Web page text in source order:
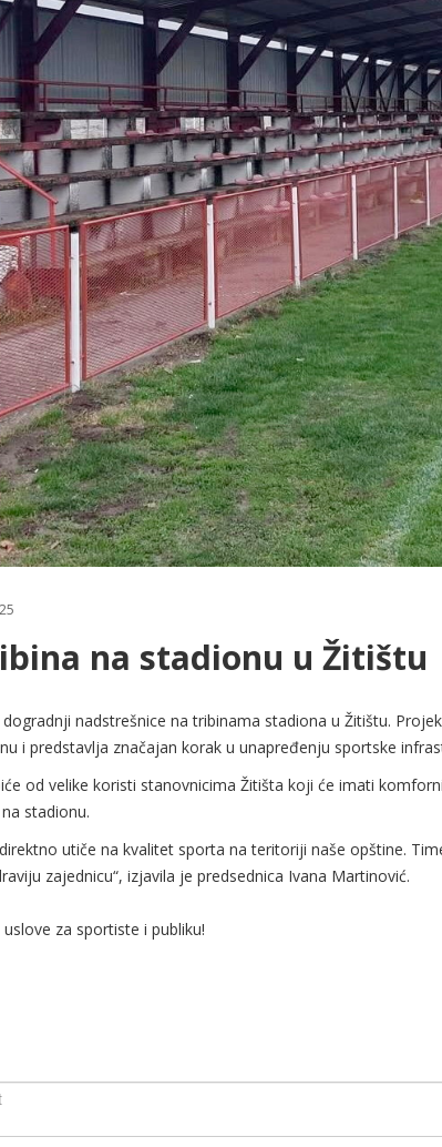
na stadionu u Žitištu
nadstrešnice na tribinama stadiona u Žitištu.
i predstavlja značajan korak u unapređenju sportske
od velike koristi stanovnicima Žitišta koji će imati
stadionu.
utiče na kvalitet sporta na teritoriji naše opštine.
zajednicu“, izjavila je predsednica Ivana Martinović.
za sportiste i publiku!